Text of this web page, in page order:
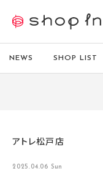
NEWS SHOP LIST
アトレ松戸店
2025.04.06 Sun